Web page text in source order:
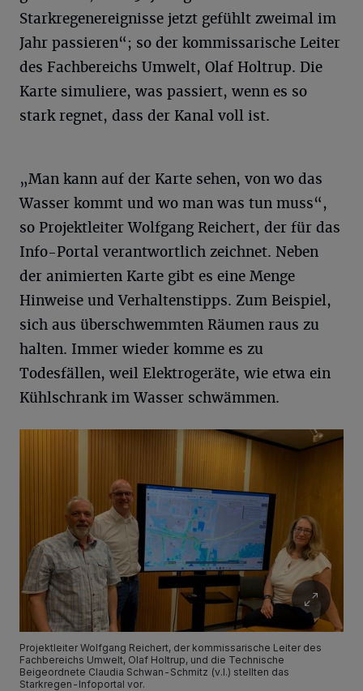
Starkregenereignisse jetzt gefühlt zweimal im
Jahr passieren“; so der kommissarische Leiter
des Fachbereichs Umwelt, Olaf Holtrup. Die
Karte simuliere, was passiert, wenn es so
stark regnet, dass der Kanal voll ist.
„Man kann auf der Karte sehen, von wo das
Wasser kommt und wo man was tun muss“,
so Projektleiter Wolfgang Reichert, der für das
Info-Portal verantwortlich zeichnet. Neben
der animierten Karte gibt es eine Menge
Hinweise und Verhaltenstipps. Zum Beispiel,
sich aus überschwemmten Räumen raus zu
halten. Immer wieder komme es zu
Todesfällen, weil Elektrogeräte, wie etwa ein
Kühlschrank im Wasser schwämmen.
Projektleiter Wolfgang Reichert, der kommissarische Leiter des
Fachbereichs Umwelt, Olaf Holtrup, und die Technische
Beigeordnete Claudia Schwan-Schmitz (v.l.) stellten das
Starkregen-Infoportal vor.